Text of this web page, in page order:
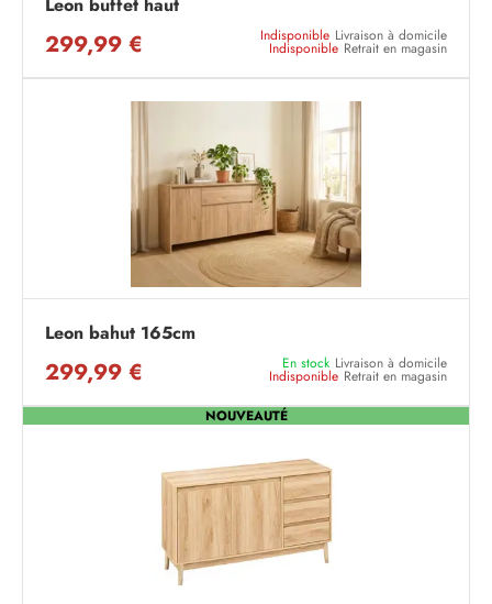
299,99 € Indisponible Livraison à domicile
Indisponible Retrait en magasin
Leon bahut 165cm
299,99 € En stock Livraison à domicile
Indisponible Retrait en magasin
NOUVEAUTÉ